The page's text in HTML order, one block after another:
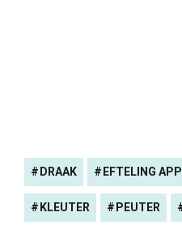
DRAAK EFTELING APP
KLEUTER PEUTER